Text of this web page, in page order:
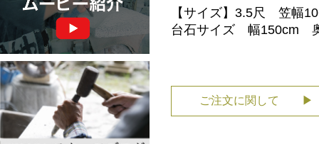
【サイズ】3.5尺 笠幅
台石サイズ 幅150cm
ご注文に関して ▶